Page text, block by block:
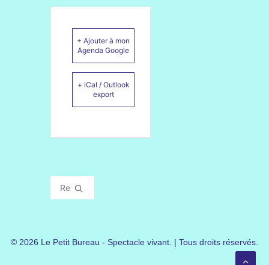
+ Ajouter à mon
Agenda Google
+ iCal / Outlook
export
© 2026 Le Petit Bureau - Spectacle vivant. | Tous droits réservés.